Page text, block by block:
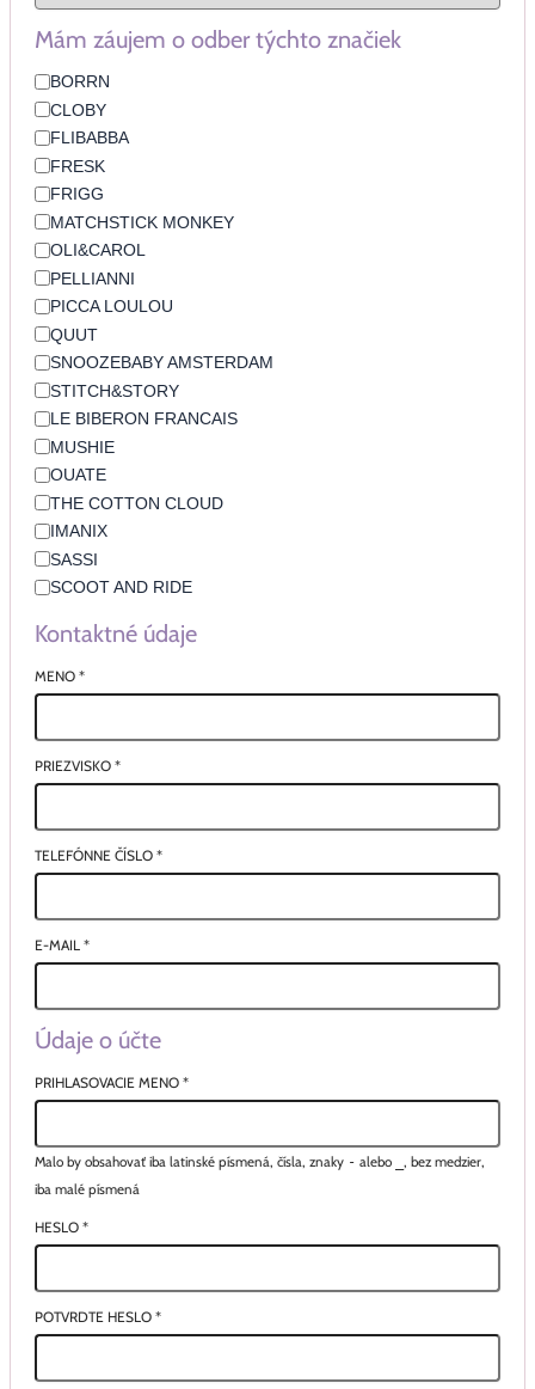
Mám záujem o odber týchto značiek
BORRN
CLOBY
FLIBABBA
FRESK
FRIGG
MATCHSTICK MONKEY
OLI&CAROL
PELLIANNI
PICCA LOULOU
QUUT
SNOOZEBABY AMSTERDAM
STITCH&STORY
LE BIBERON FRANCAIS
MUSHIE
OUATE
THE COTTON CLOUD
IMANIX
SASSI
SCOOT AND RIDE
Kontaktné údaje
MENO *
PRIEZVISKO *
TELEFÓNNE ČÍSLO *
E-MAIL *
Údaje o účte
PRIHLASOVACIE MENO *
Malo by obsahovať iba latinské písmená, čísla, znaky - alebo
, bez medzier,
iba malé písmená
HESLO *
POTVRDTE HESLO *